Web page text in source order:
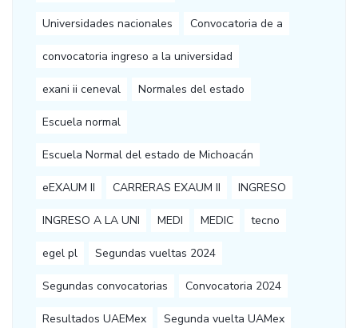
Universidades nacionales Convocatoria de a
convocatoria ingreso a la universidad
exani ii ceneval Normales del estado
Escuela normal
Escuela Normal del estado de Michoacán
eEXAUM II CARRERAS EXAUM II INGRESO
INGRESO A LA UNI MEDI MEDIC tecno
egel pl Segundas vueltas 2024
Segundas convocatorias Convocatoria 2024
Resultados UAEMex Segunda vuelta UAMex